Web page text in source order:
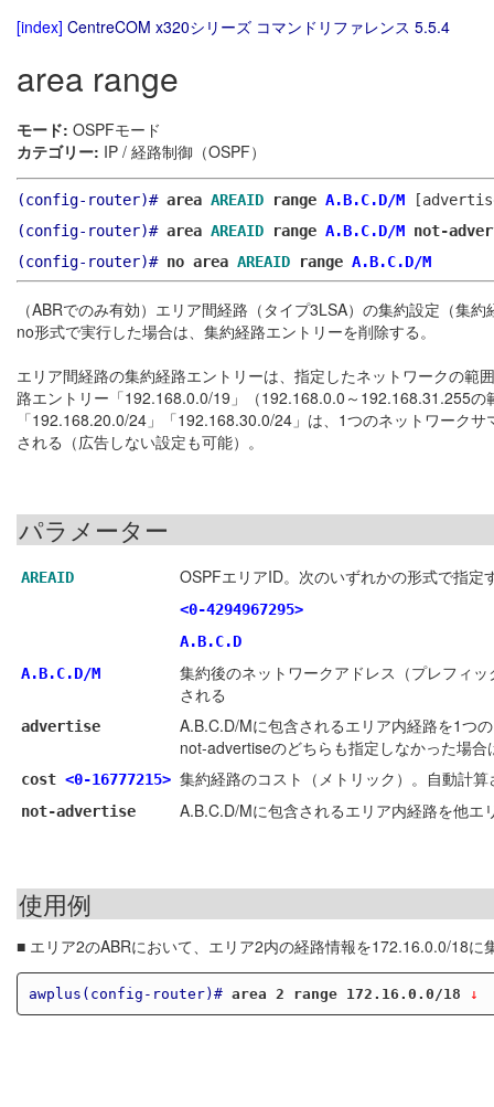
[index] CentreCOM x320シリーズ コマンドリファレンス 5.5.4
area range
モード: OSPFモード
カテゴリー: IP / 経路制御（OSPF）
(config-router)# area AREAID range A.B.C.D/M
(config-router)# area AREAID range A.B.C.D/M not-
(config-router)# no area AREAID range A.B.C.D/M
（ABRでのみ有効）エリア間経路（タイプ3LSA）の集約設定（集
no形式で実行した場合は、集約経路エントリーを削除する。
エリア間経路の集約経路エントリーは、指定したネットワークの
路エントリー「192.168.0.0/19」（192.168.0.0～192.168.31.255
「192.168.20.0/24」「192.168.30.0/24」は、1つのネットワーク
される（広告しない設定も可能）。
パラメーター
AREAID OSPFエリアID。次のいずれかの形式で指定
<0-4294967295>
A.B.C.D
A.B.C.D/M
集約後のネットワークアドレス（プレフィ
される
advertise
A.B.C.D/Mに包含されるエリア内経路を1つ
not-advertiseのどちらも指定しなかった場
cost <0-16777215> 集約経路のコスト（メトリック）。自動計
not-advertise A.B.C.D/Mに包含されるエリア内経路を他エ
使用例
■ エリア2のABRにおいて、エリア2内の経路情報を172.16.0.0/18
awplus(config-router)# area 2 range 172.16.0.0/18 ↓